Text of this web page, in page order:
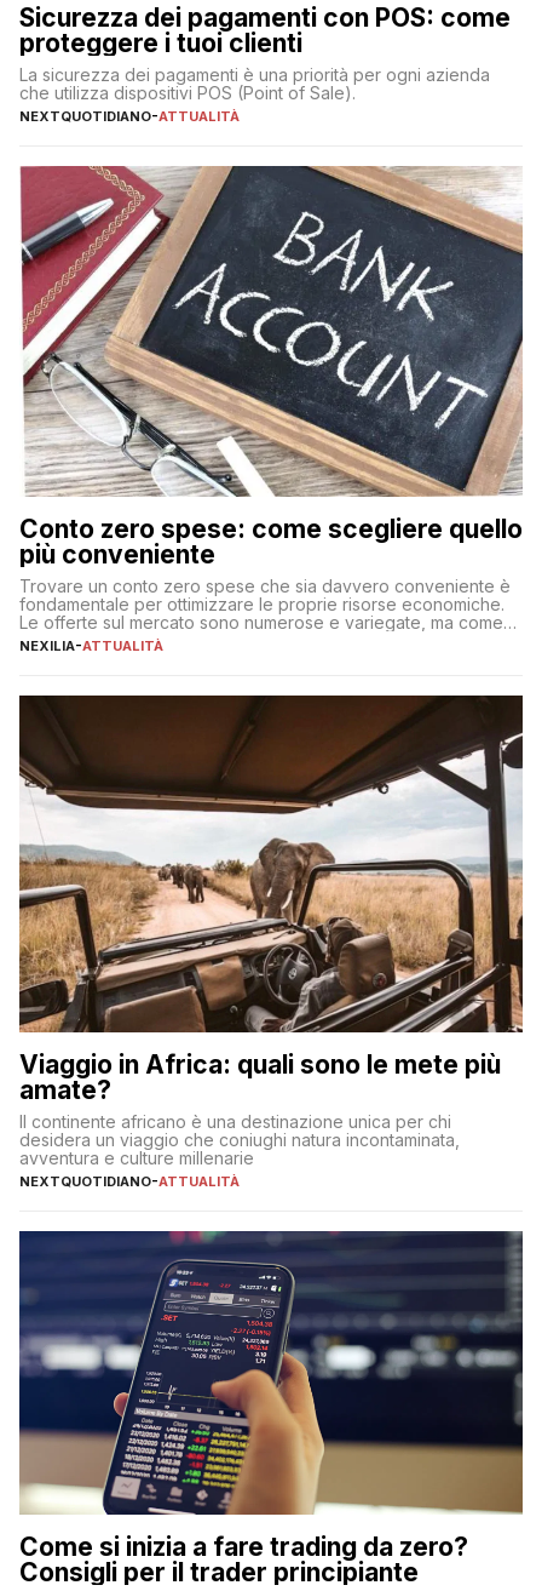
Sicurezza dei pagamenti con POS: come
proteggere i tuoi clienti
La sicurezza dei pagamenti è una priorità per ogni azienda
che utilizza dispositivi POS (Point of Sale).
NEXTQUOTIDIANO-ATTUALITÀ
Conto zero spese: come scegliere quello
più conveniente
Trovare un conto zero spese che sia davvero conveniente è
fondamentale per ottimizzare le proprie risorse economiche.
Le offerte sul mercato sono numerose e variegate, ma come
individuare quella più adatta alle proprie esigenze senza
sul […]
NEXILIA-ATTUALITÀ
Viaggio in Africa: quali sono le mete più
amate?
Il continente africano è una destinazione unica per chi
desidera un viaggio che coniughi natura incontaminata,
avventura e culture millenarie
NEXTQUOTIDIANO-ATTUALITÀ
Come si inizia a fare trading da zero?
Consigli per il trader principiante